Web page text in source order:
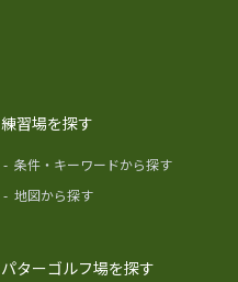
練習場を探す
- 条件・キーワードから探す
- 地図から探す
パターゴルフ場を探す